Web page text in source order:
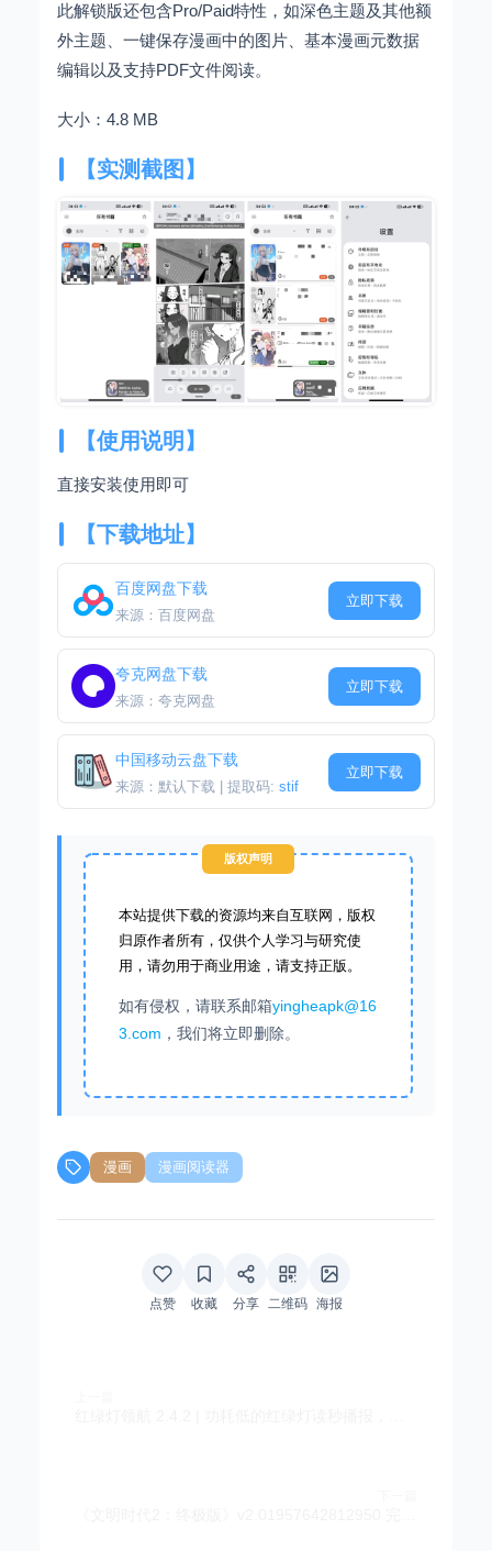
此解锁版还包含Pro/Paid特性，如深色主题及其他额
外主题、一键保存漫画中的图片、基本漫画元数据
编辑以及支持PDF文件阅读。
大小：4.8 MB
【实测截图】
【使用说明】
直接安装使用即可
【下载地址】
百度网盘下载
来源：百度网盘
立即下载
夸克网盘下载
来源：夸克网盘
立即下载
中国移动云盘下载
来源：默认下载 | 提取码: stif
立即下载
版权声明
本站提供下载的资源均来自互联网，版权
归原作者所有，仅供个人学习与研究使
用，请勿用于商业用途，请支持正版。
如有侵权，请联系邮箱yingheapk@16
3.com ，我们将立即删除。
漫画 漫画阅读器
点赞 收藏 分享 二维码 海报